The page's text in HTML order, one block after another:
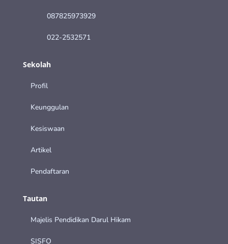
087825973929
022-2532571
Sekolah
Profil
Keunggulan
Kesiswaan
Artikel
Pendaftaran
Tautan
Majelis Pendidikan Darul Hikam
SISFO